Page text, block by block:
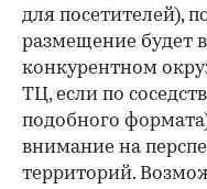
для посетителей),
размещение будет
конкурентном
ТЦ, если по
подобного
внимание на
территорий.